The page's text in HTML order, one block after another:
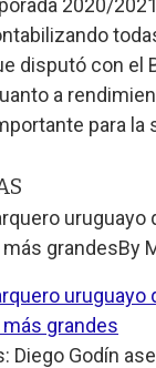
2020/
disputó con el
a
para la
uruguayo
grandesBy
uruguayo
grandes
Diego Godín